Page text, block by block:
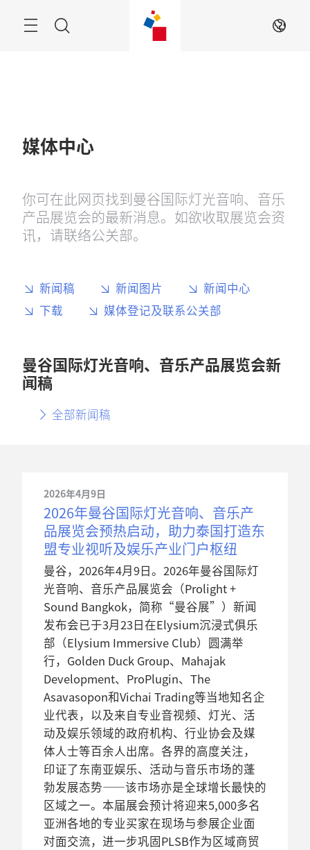
Menu ZH
媒体中心
你可在此网页找到曼谷国际灯光音响、音乐
产品展览会的最新消息。如欲收取展览会资
讯，请联络公关部。
新闻稿 新闻图片
新闻中心
下载
媒体登记及联系公关部
曼谷国际灯光音响、音乐产品展览会新
闻稿
全部新闻稿
2026年4月9日
2026年曼谷国际灯光音响、音乐产
品展览会预热启动，助力泰国打造东
盟专业视听及娱乐产业门户枢纽
曼谷，2026年4月9日。2026年曼谷国际灯
光音响、音乐产品展览会（Prolight +
Sound Bangkok，简称“曼谷展”）新闻
发布会已于3月23日在Elysium沉浸式俱乐
部（Elysium Immersive Club）圆满举
行，Golden Duck Group、Mahajak
Development、ProPlugin、The
Asavasopon和Vichai Trading等当地知名企
业代表，以及来自专业音视频、灯光、活
动及娱乐领域的政府机构、行业协会及媒
体人士等百余人出席。各界的高度关注，
印证了东南亚娱乐、活动与音乐市场的蓬
勃发展态势——该市场亦是全球增长最快的
区域之一。本届展会预计将迎来5,000多名
亚洲各地的专业买家在现场与参展企业面
对面交流，进一步巩固PLSB作为区域商贸